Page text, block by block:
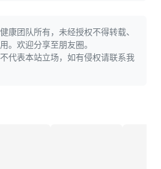
康团队所有，未经授权不得转载、
。欢迎分享至朋友圈。
代表本站立场，如有侵权请联系我